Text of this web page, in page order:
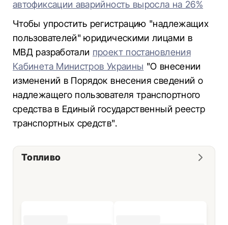
автофиксации аварийность выросла на 26%
Чтобы упростить регистрацию "надлежащих
пользователей" юридическими лицами в
МВД разработали проект постановления
Кабинета Министров Украины "О внесении
изменений в Порядок внесения сведений о
надлежащего пользователя транспортного
средства в Единый государственный реестр
транспортных средств".
Топливо